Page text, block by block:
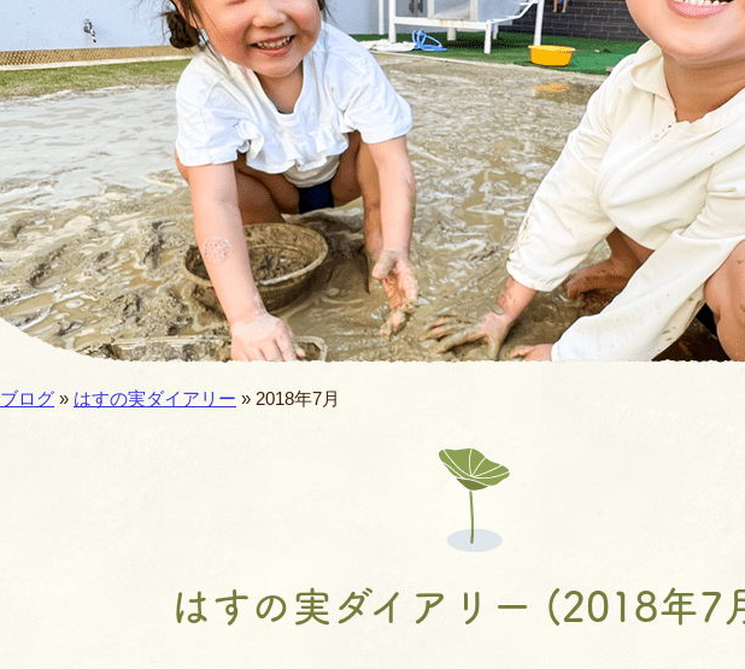
保育理念・保育⽅針
教育の特徴
園の一年・一日
仏教食育
預かり保育
施設／セキュリティ
会
学費
バスコース
よくあるQ&A
地域開放
ピアノ教室
バイオリン教
バレエ教室
空手教室
書道教室
ロボット教室
キッズモーショ
ブログ » はすの実ダイアリー » 2018年7月
はすの実ダイアリー (2018年7